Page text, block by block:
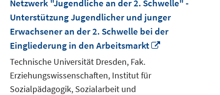
Netzwerk "Jugendliche an der 2. Schwelle" -
Unterstützung Jugendlicher und junger
Erwachsener an der 2. Schwelle bei der
Eingliederung in den Arbeitsmarkt
Technische Universität Dresden, Fak.
Erziehungswissenschaften, Institut für
Sozialpädagogik, Sozialarbeit und